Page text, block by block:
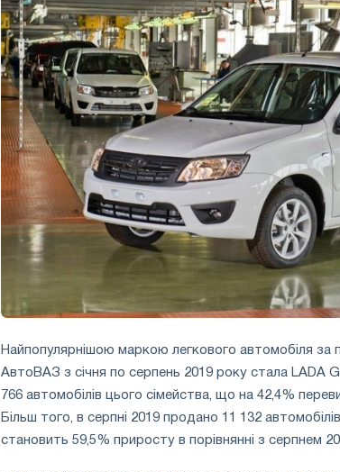
Найпопулярнішою маркою легкового автомобіля за
АвтоВАЗ з січня по серпень 2019 року стала LADA
766 автомобілів цього сімейства, що на 42,4%
Більш того, в серпні 2019 продано 11 132
становить 59,5% приросту в порівнянні з серпнем